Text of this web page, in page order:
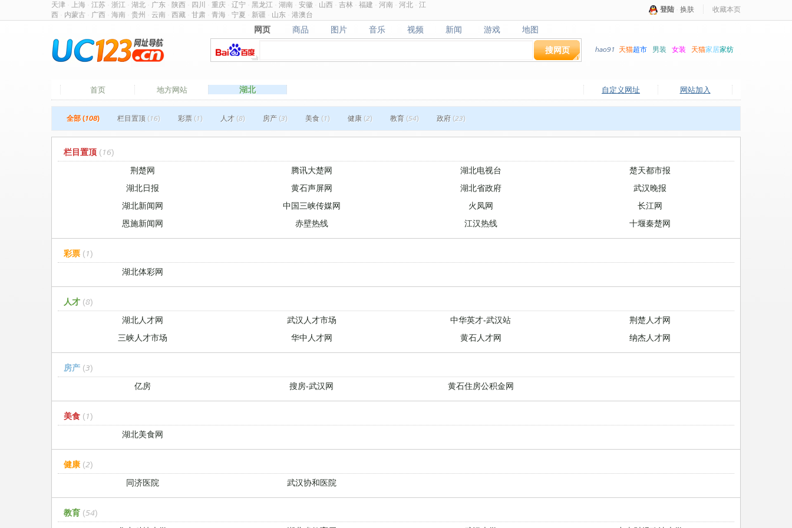
天津 上海 江苏 浙江 湖北 广东 陕西 四川 重庆 辽宁 黑龙江 湖南 安徽 山西 吉林 福建 河南 河北
江
西
内蒙古 广西 海南 贵州 云南 西藏 甘肃 青海 宁夏 新疆 山东 港澳台
登陆 换肤 收藏本页
网页
网页 商品
商品 图片
图片 音乐
音乐 视频
视频 新闻
新闻 游戏
游戏 地图
地图
搜网页 hao91 天猫超市 男装 女装 天猫家居家纺
网站加入
自定义网址
首页 地方网站 湖北
全部 (108) 栏目置顶 (16) 彩票 (1) 人才 (8) 房产 (3) 美食 (1) 健康 (2) 教育 (54) 政府 (23)
栏目置顶 (16)
荆楚网
腾讯大楚网 湖北电视台
楚天都市报
湖北日报
黄石声屏网 湖北省政府
武汉晚报
湖北新闻网
中国三峡传媒网 火凤网
长江网
恩施新闻网
赤壁热线 江汉热线 十堰秦楚网
彩票 (1)
湖北体彩网
人才 (8)
湖北人才网
武汉人才市场 中华英才-武汉站
荆楚人才网
三峡人才市场
华中人才网 黄石人才网 纳杰人才网
房产 (3)
亿房
搜房-武汉网 黄石住房公积金网
美食 (1)
湖北美食网
健康 (2)
同济医院
武汉协和医院
教育 (54)